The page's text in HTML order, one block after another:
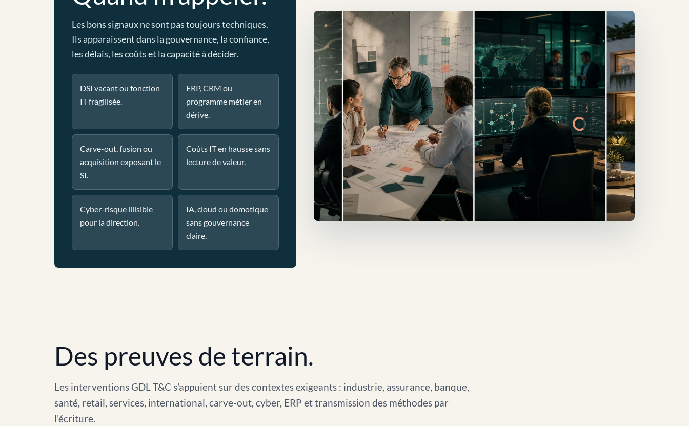
Les bons signaux ne sont pas toujours techniques.
Ils apparaissent dans la gouvernance, la confiance,
les délais, les coûts et la capacité à décider.
DSI vacant ou fonction
IT fragilisée.
ERP, CRM ou
programme métier en
dérive.
Carve-out, fusion ou
acquisition exposant le
SI.
Coûts IT en hausse sans
lecture de valeur.
Cyber-risque illisible
pour la direction.
IA, cloud ou domotique
sans gouvernance
claire.
Des preuves de terrain.
Les interventions GDL T&C s’appuient sur des contextes exigeants : industrie, assurance, banque,
santé, retail, services, international, carve-out, cyber, ERP et transmission des méthodes par
l’écriture.